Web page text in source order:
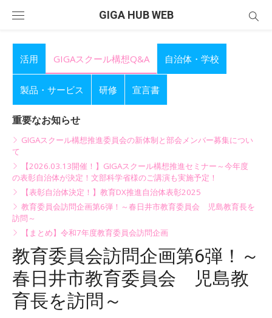
GIGA HUB WEB
活用 GIGAスクール構想Q&A 自治体・学校
製品・サービス 研修 宣言書
重要なお知らせ
GIGAスクール構想推進委員会の新体制と部会メンバー募集につい
て
【2026.03.13開催！】GIGAスクール構想推進セミナー～今年度
の表彰自治体が決定！文部科学省様のご講演も実施予定！
【表彰自治体決定！】教育DX推進自治体表彰2025
教育委員会訪問企画第6弾！～春日井市教育委員会 児島教育長を
訪問～
【まとめ】令和7年度教育委員会訪問企画
教育委員会訪問企画第6弾！～
春日井市教育委員会 児島教
育長を訪問～